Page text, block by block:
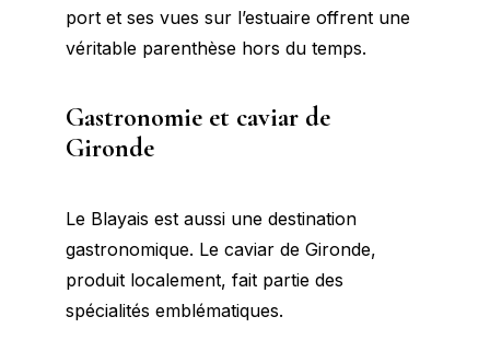
port et ses vues sur l’estuaire offrent une
véritable parenthèse hors du temps.
Gastronomie et caviar de
Gironde
Le Blayais est aussi une destination
gastronomique. Le caviar de Gironde,
produit localement, fait partie des
spécialités emblématiques.